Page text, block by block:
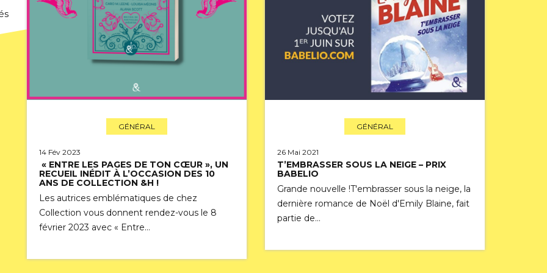
GÉNÉRAL
14 Fév 2023
« ENTRE LES PAGES DE TON CŒUR », UN
RECUEIL INÉDIT À L’OCCASION DES 10
ANS DE COLLECTION &H !
Les autrices emblématiques de chez
Collection vous donnent rendez-vous le 8
février 2023 avec « Entre…
GÉNÉRAL
26 Mai 2021
T’EMBRASSER SOUS LA NEIGE – PRIX
BABELIO
Grande nouvelle !T'embrasser sous la neige, la
dernière romance de Noël d'Emily Blaine, fait
partie de…